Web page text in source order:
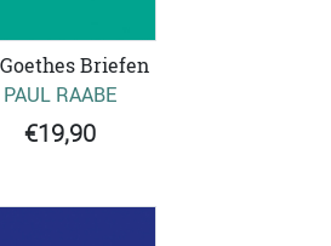
Briefen
PAUL RAABE
€19,90